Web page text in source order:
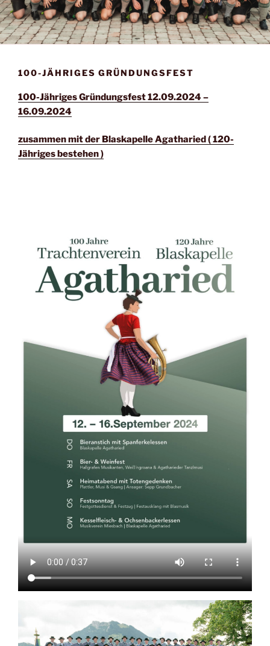
100-JÄHRIGES GRÜNDUNGSFEST
100-Jähriges Gründungsfest 12.09.2024 –
16.09.2024
zusammen mit der Blaskapelle Agatharied ( 120-
Jähriges bestehen )